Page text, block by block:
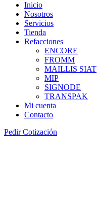
Inicio
Nosotros
Servicios
Tienda
Refacciones
ENCORE
FROMM
MAILLIS SIAT
MIP
SIGNODE
TRANSPAK
Mi cuenta
Contacto
Pedir Cotización